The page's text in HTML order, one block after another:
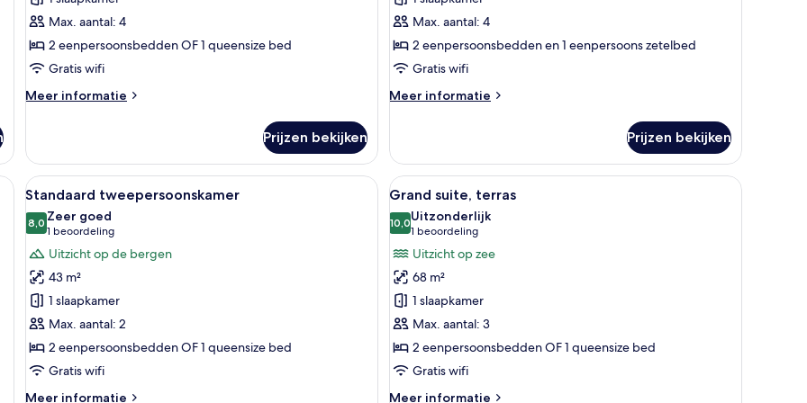
zee
(3+1)
laden
Max. aantal: 4
2 eenpersoonsbedden OF 1 queensize bed
Gratis wifi
Meer informatie
Meer
uitzicht
op
zee
(3+1)
Prijzen bekijken
Max. aantal: 4
2 eenpersoonsbedden en 1 eenpersoons zetelbed
Gratis wifi
Meer informatie
Meer
(2+2)
Prijzen bekijken
salontafel, stoelen, een televisie en een balkon met uitzicht.
Alle
foto's
voor
Standaard
tweepersoonskamer
laden
Een hotelkamer met twee bedden, een balkon met een tafel en stoelen, een kitchenette en uitzicht op zee.
4
Standaard tweepersoonskamer
8,08,0 van 10
Zeer goed
1 beoordeling
(1
beoordeling)
Uitzicht op de bergen
43 m²
1 slaapkamer
Max. aantal: 2
2 eenpersoonsbedden OF 1 queensize bed
Gratis wifi
Meer informatie
Meer
Alle
foto's
voor
Grand
suite,
terras
laden
Een kamer met een ronde tafel, een bank,
4
Grand suite, terras
10,010,0 van 10
Uitzonderlijk
1 beoordeling
(1
beoordeling)
Uitzicht op zee
68 m²
1 slaapkamer
Max. aantal: 3
2 eenpersoonsbedden OF 1 queensize bed
Gratis wifi
Meer informatie
Meer